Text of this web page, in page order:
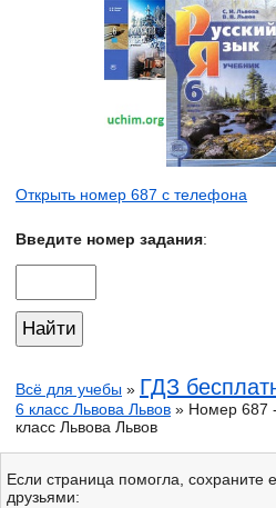
Открыть номер 687 с телефона
Введите номер задания:
Всё для учебы » ГДЗ
6 класс Львова Львов » Номер 687
класс Львова Львов
Если страница помогла, сохраните
друзьями: